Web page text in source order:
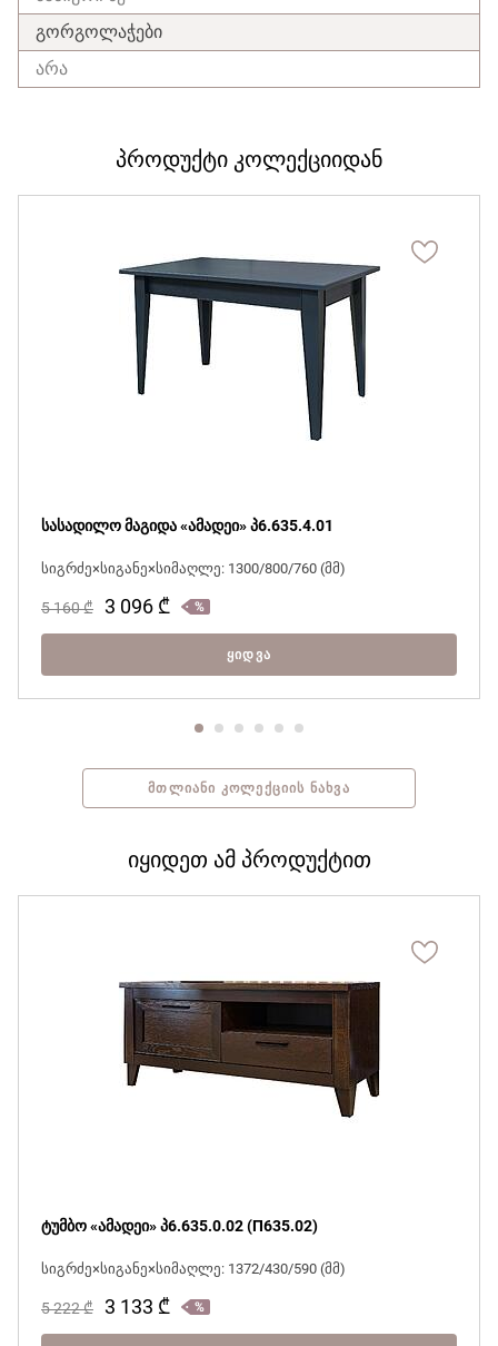
მჭირდება ვიდეოკონსულტაცია
გორგოლაჭები
არა
პროდუქტი კოლექციიდან
სასადილო მაგიდა «ამადეი» პ6.635.4.01
სიგრძე×სიგანე×სიმაღლე: 1300/800/760 (მმ)
5 160₾ 3 096 ₾
ᲧᲘᲓᲕᲐ
ᲛᲗᲚᲘᲐᲜᲘ ᲙᲝᲚᲔᲥᲪᲘᲘᲡ ᲜᲐᲮᲕᲐ
იყიდეთ ამ პროდუქტით
ტუმბო «ამადეი» პ6.635.0.02 (П635.02)
სიგრძე×სიგანე×სიმაღლე: 1372/430/590 (მმ)
5 222₾ 3 133 ₾